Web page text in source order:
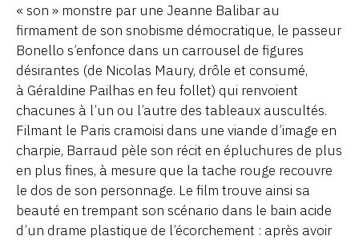
« son » monstre par une Jeanne Balibar au
firmament de son snobisme démocratique, le passeur
Bonello s’enfonce dans un carrousel de figures
désirantes (de Nicolas Maury, drôle et consumé,
à Géraldine Pailhas en feu follet) qui renvoient
chacunes à l’un ou l’autre des tableaux auscultés.
Filmant le Paris cramoisi dans une viande d’image en
charpie, Barraud pèle son récit en épluchures de plus
en plus fines, à mesure que la tache rouge recouvre
le dos de son personnage. Le film trouve ainsi sa
beauté en trempant son scénario dans le bain acide
d’un drame plastique de l’écorchement : après avoir